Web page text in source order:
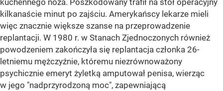
kuchennego noża. Poszkodowany trafił na stół operacyjny
kilkanaście minut po zajściu. Amerykańscy lekarze mieli
więc znacznie większe szanse na przeprowadzenie
replantacji. W 1980 r. w Stanach Zjednoczonych również
powodzeniem zakończyła się replantacja członka 26-
letniemu mężczyźnie, któremu niezrównoważony
psychicznie emeryt żyletką amputował penisa, wierząc
w jego "nadprzyrodzoną moc", zapewniającą